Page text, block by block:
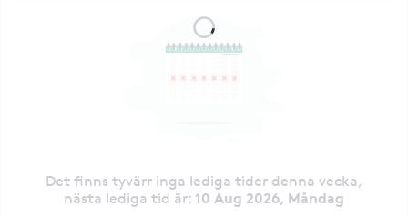
Det finns tyvärr inga lediga tider denna vecka,
nästa lediga tid är: 10 Aug 2026, Måndag